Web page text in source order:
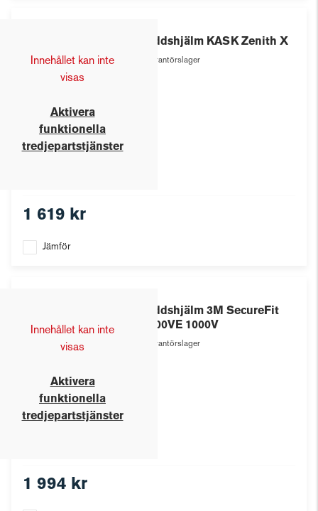
Innehållet kan inte
visas
Aktivera
funktionella
tredjepartstjänster
Skyddshjälm KASK Zenith X
Leverantörslager
1 619 kr
Jämför
Innehållet kan inte
visas
Aktivera
funktionella
tredjepartstjänster
Skyddshjälm 3M SecureFit
X5000VE 1000V
Leverantörslager
1 994 kr